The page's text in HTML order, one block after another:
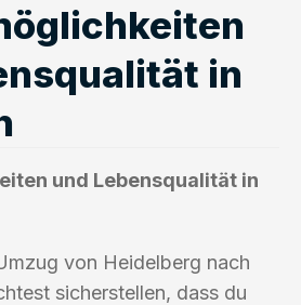
in
und Lebensqualität in
von Heidelberg nach
sicherstellen, dass du